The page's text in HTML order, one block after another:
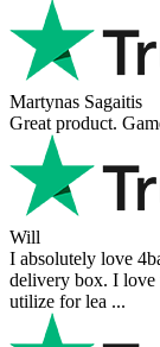
Martynas Sagaitis
Great product.
Will
I absolutely love
delivery box. I love
utilize for lea ...